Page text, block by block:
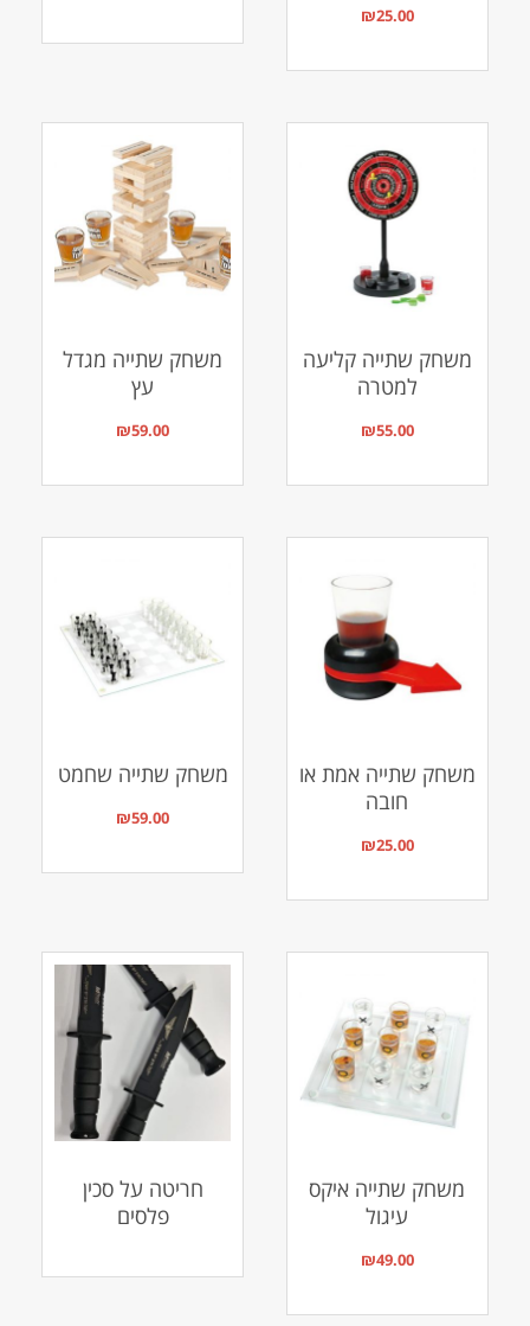
₪25.00
משחק שתייה קליעה
למטרה
₪55.00
משחק שתייה מגדל
עץ
₪59.00
משחק שתייה אמת או
חובה
₪25.00
משחק שתייה שחמט
₪59.00
משחק שתייה איקס
עיגול
₪49.00
חריטה על סכין
פלסים